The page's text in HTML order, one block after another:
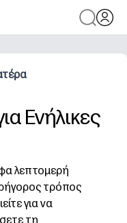
Ενήλικες
λεπτομερή
τρόπος
για να